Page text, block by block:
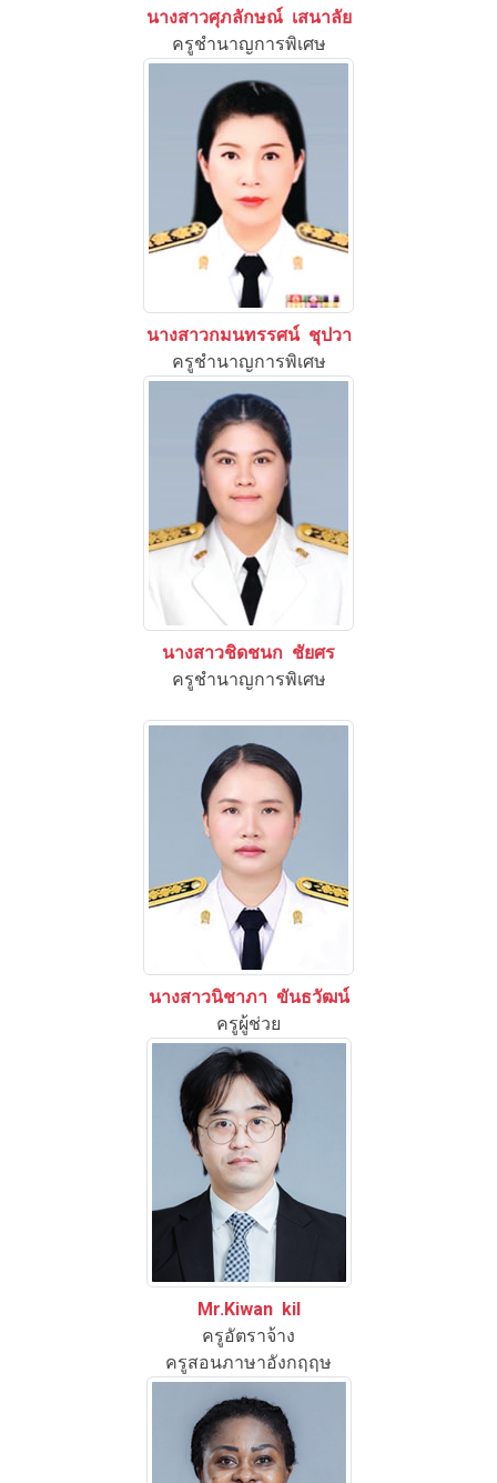
นางสาวศุภลักษณ์ เสนาลัย
ครูชำนาญการพิเศษ
นางสาวกมนทรรศน์ ชุปวา
ครูชำนาญการพิเศษ
นางสาวชิดชนก ชัยศร
ครูชำนาญการพิเศษ
นางสาวนิชาภา ขันธวัฒน์
ครูผู้ช่วย
Mr.Kiwan kil
ครูอัตราจ้าง
ครูสอนภาษาอังกฤฤษ